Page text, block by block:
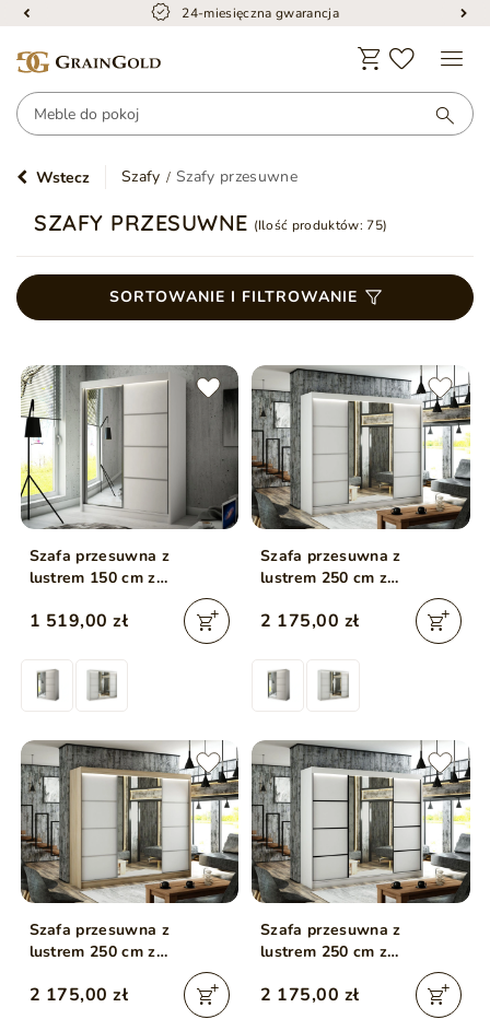
24-miesięczna gwarancja
Wstecz Szafy Szafy przesuwne
SZAFY PRZESUWNE (Ilość produktów: 75)
SORTOWANIE I FILTROWANIE
Szafa przesuwna z
lustrem 150 cm z
oświetleniem LED Portel
Biała
1 519,00 zł
Szafa przesuwna z
lustrem 250 cm z
oświetleniem LED Portel
Biała
2 175,00 zł
Szafa przesuwna z
lustrem 250 cm z
oświetleniem LED Portel
Biała, Dąb Sonoma
2 175,00 zł
Szafa przesuwna z
lustrem 250 cm z
oświetleniem LED Portel
Biała
2 175,00 zł